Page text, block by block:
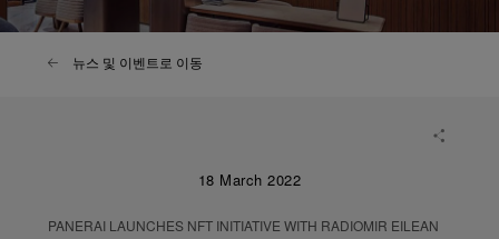
뉴스 및 이벤트로 이동
18 March 2022
PANERAI LAUNCHES NFT INITIATIVE WITH RADIOMIR EILEAN